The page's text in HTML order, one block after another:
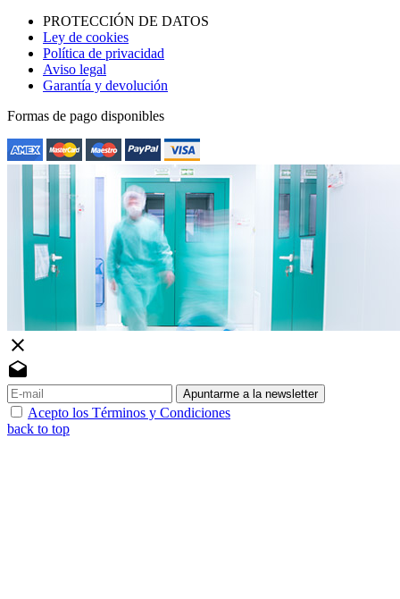
PROTECCIÓN DE DATOS
Ley de cookies
Política de privacidad
Aviso legal
Garantía y devolución
Formas de pago disponibles
close
drafts
Apuntarme a la newsletter
Acepto los Términos y Condiciones
back to top